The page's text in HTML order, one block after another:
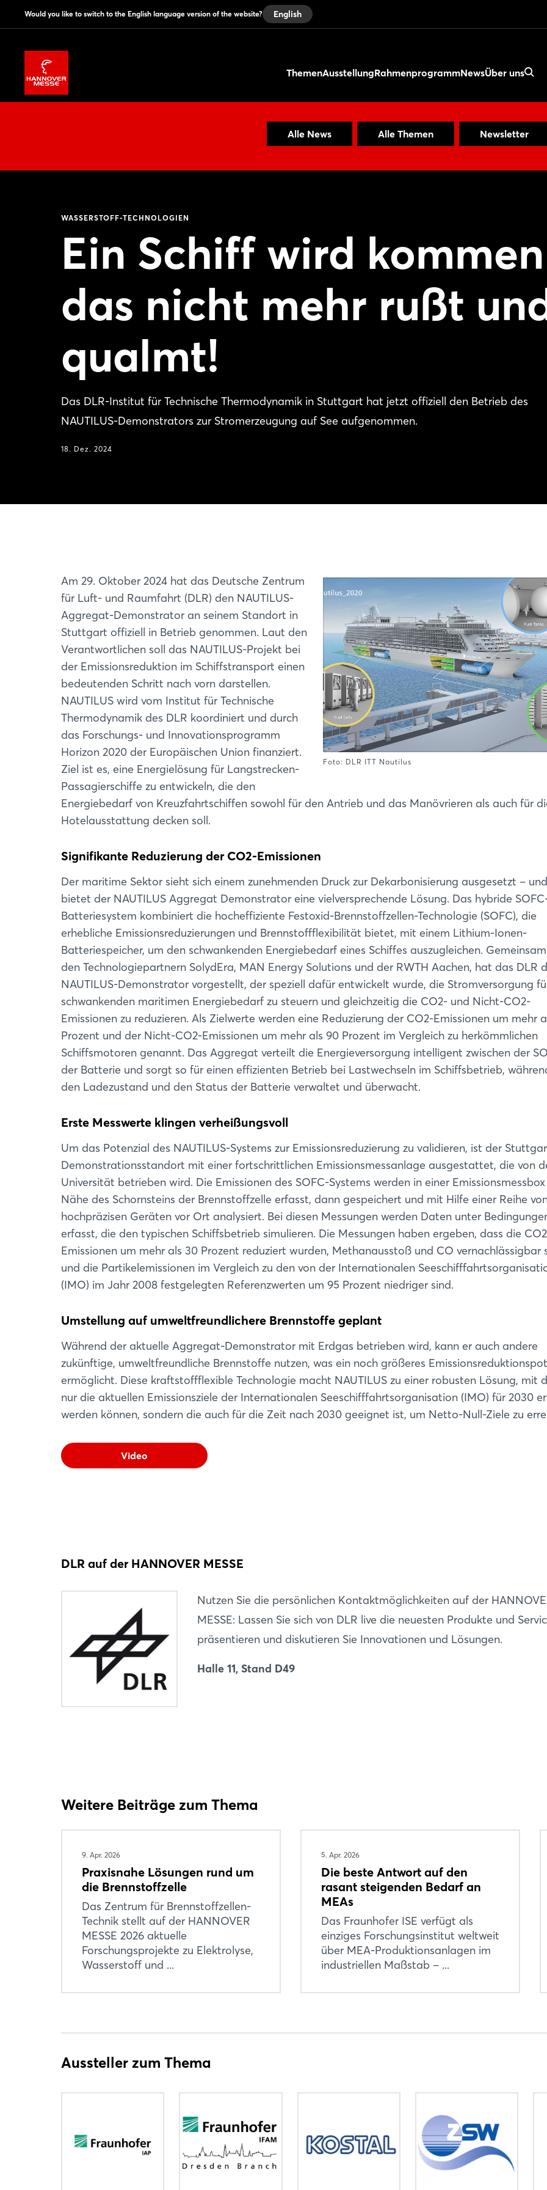
Would you like to switch to the English language version of the website? English
ThemenAusstellungRahmenprogrammNewsÜber uns
Alle News Alle Themen Newsletter
WASSERSTOFF-TECHNOLOGIEN
Ein Schiff wird
das nicht mehr rußt
qualmt!
Das DLR-Institut für Technische Thermodynamik in Stuttgart hat jetzt offiziell den Betrieb des
NAUTILUS-Demonstrators zur Stromerzeugung auf See aufgenommen.
18. Dez. 2024
Foto: DLR ITT Nautilus
Am 29. Oktober 2024 hat das Deutsche Zentrum
für Luft- und Raumfahrt (DLR) den NAUTILUS-
Aggregat-Demonstrator an seinem Standort in
Stuttgart offiziell in Betrieb genommen. Laut den
Verantwortlichen soll das NAUTILUS-Projekt bei
der Emissionsreduktion im Schiffstransport einen
bedeutenden Schritt nach vorn darstellen.
NAUTILUS wird vom Institut für Technische
Thermodynamik des DLR koordiniert und durch
das Forschungs- und Innovationsprogramm
Horizon 2020 der Europäischen Union finanziert.
Ziel ist es, eine Energielösung für Langstrecken-
Passagierschiffe zu entwickeln, die den
Energiebedarf von Kreuzfahrtschiffen sowohl für den Antrieb und das Manövrieren als auch für
Hotelausstattung decken soll.
Signifikante Reduzierung der CO2-Emissionen
Der maritime Sektor sieht sich einem zunehmenden Druck zur Dekarbonisierung ausgesetzt –
bietet der NAUTILUS Aggregat Demonstrator eine vielversprechende Lösung. Das hybride
Batteriesystem kombiniert die hocheffiziente Festoxid-Brennstoffzellen-Technologie (SOFC), die
erhebliche Emissionsreduzierungen und Brennstoffflexibilität bietet, mit einem Lithium-Ionen-
Batteriespeicher, um den schwankenden Energiebedarf eines Schiffes auszugleichen.
den Technologiepartnern SolydEra, MAN Energy Solutions und der RWTH Aachen, hat das DLR
NAUTILUS-Demonstrator vorgestellt, der speziell dafür entwickelt wurde, die Stromversorgung
schwankenden maritimen Energiebedarf zu steuern und gleichzeitig die CO2- und Nicht-CO2-
Emissionen zu reduzieren. Als Zielwerte werden eine Reduzierung der CO2-Emissionen um mehr
Prozent und der Nicht-CO2-Emissionen um mehr als 90 Prozent im Vergleich zu herkömmlichen
Schiffsmotoren genannt. Das Aggregat verteilt die Energieversorgung intelligent zwischen der
der Batterie und sorgt so für einen effizienten Betrieb bei Lastwechseln im Schiffsbetrieb,
den Ladezustand und den Status der Batterie verwaltet und überwacht.
Erste Messwerte klingen verheißungsvoll
Um das Potenzial des NAUTILUS-Systems zur Emissionsreduzierung zu validieren, ist der
Demonstrationsstandort mit einer fortschrittlichen Emissionsmessanlage ausgestattet, die von
Universität betrieben wird. Die Emissionen des SOFC-Systems werden in einer
Nähe des Schornsteins der Brennstoffzelle erfasst, dann gespeichert und mit Hilfe einer Reihe
hochpräzisen Geräten vor Ort analysiert. Bei diesen Messungen werden Daten unter
erfasst, die den typischen Schiffsbetrieb simulieren. Die Messungen haben ergeben, dass die
Emissionen um mehr als 30 Prozent reduziert wurden, Methanausstoß und CO vernachlässigbar
und die Partikelemissionen im Vergleich zu den von der Internationalen
(IMO) im Jahr 2008 festgelegten Referenzwerten um 95 Prozent niedriger sind.
Umstellung auf umweltfreundlichere Brennstoffe geplant
Während der aktuelle Aggregat-Demonstrator mit Erdgas betrieben wird, kann er auch andere
zukünftige, umweltfreundliche Brennstoffe nutzen, was ein noch größeres
ermöglicht. Diese kraftstoffflexible Technologie macht NAUTILUS zu einer robusten Lösung, mit
nur die aktuellen Emissionsziele der Internationalen Seeschifffahrtsorganisation (IMO) für 2030
werden können, sondern die auch für die Zeit nach 2030 geeignet ist, um Netto-Null-Ziele zu
Video
DLR auf der HANNOVER MESSE
Nutzen Sie die persönlichen Kontaktmöglichkeiten auf der
MESSE: Lassen Sie sich von DLR live die neuesten Produkte und
präsentieren und diskutieren Sie Innovationen und Lösungen.
Halle 11, Stand D49
Weitere Beiträge zum Thema
9. Apr. 2026
Praxisnahe Lösungen rund um
die Brennstoffzelle
Das Zentrum für Brennstoffzellen-
Technik stellt auf der HANNOVER
MESSE 2026 aktuelle
Forschungsprojekte zu Elektrolyse,
Wasserstoff und ...
5. Apr. 2026
Die beste Antwort auf den
rasant steigenden Bedarf an
MEAs
Das Fraunhofer ISE verfügt als
einziges Forschungsinstitut weltweit
über MEA-Produktionsanlagen im
industriellen Maßstab – ...
Aussteller zum Thema
Einloggen
Passwort vergessen?
Noch nicht angemeldet?